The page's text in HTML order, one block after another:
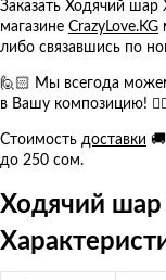
Заказать Ходячий
магазине CrazyLove.KG
либо связавшись по
🙋🏻 Мы всегода
в Вашу композицию!
Стоимость доставки
до 250 сом.
Ходячий